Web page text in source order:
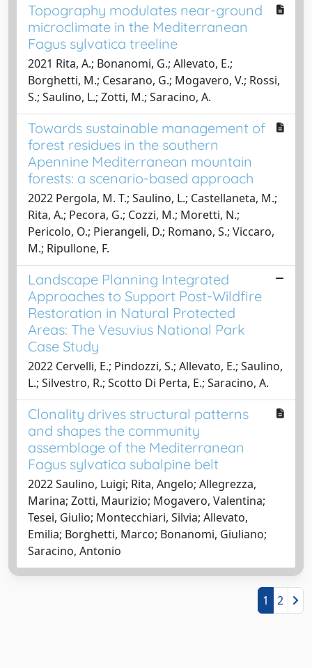
Topography modulates near-ground
microclimate in the Mediterranean
Fagus sylvatica treeline
2021 Rita, A.; Bonanomi, G.; Allevato, E.;
Borghetti, M.; Cesarano, G.; Mogavero, V.; Rossi,
S.; Saulino, L.; Zotti, M.; Saracino, A.
Towards sustainable management of
forest residues in the southern
Apennine Mediterranean mountain
forests: a scenario-based approach
2022 Pergola, M. T.; Saulino, L.; Castellaneta, M.;
Rita, A.; Pecora, G.; Cozzi, M.; Moretti, N.;
Pericolo, O.; Pierangeli, D.; Romano, S.; Viccaro,
M.; Ripullone, F.
Landscape Planning Integrated
Approaches to Support Post-Wildfire
Restoration in Natural Protected
Areas: The Vesuvius National Park
Case Study
2022 Cervelli, E.; Pindozzi, S.; Allevato, E.; Saulino,
L.; Silvestro, R.; Scotto Di Perta, E.; Saracino, A.
Clonality drives structural patterns
and shapes the community
assemblage of the Mediterranean
Fagus sylvatica subalpine belt
2022 Saulino, Luigi; Rita, Angelo; Allegrezza,
Marina; Zotti, Maurizio; Mogavero, Valentina;
Tesei, Giulio; Montecchiari, Silvia; Allevato,
Emilia; Borghetti, Marco; Bonanomi, Giuliano;
Saracino, Antonio
1 2